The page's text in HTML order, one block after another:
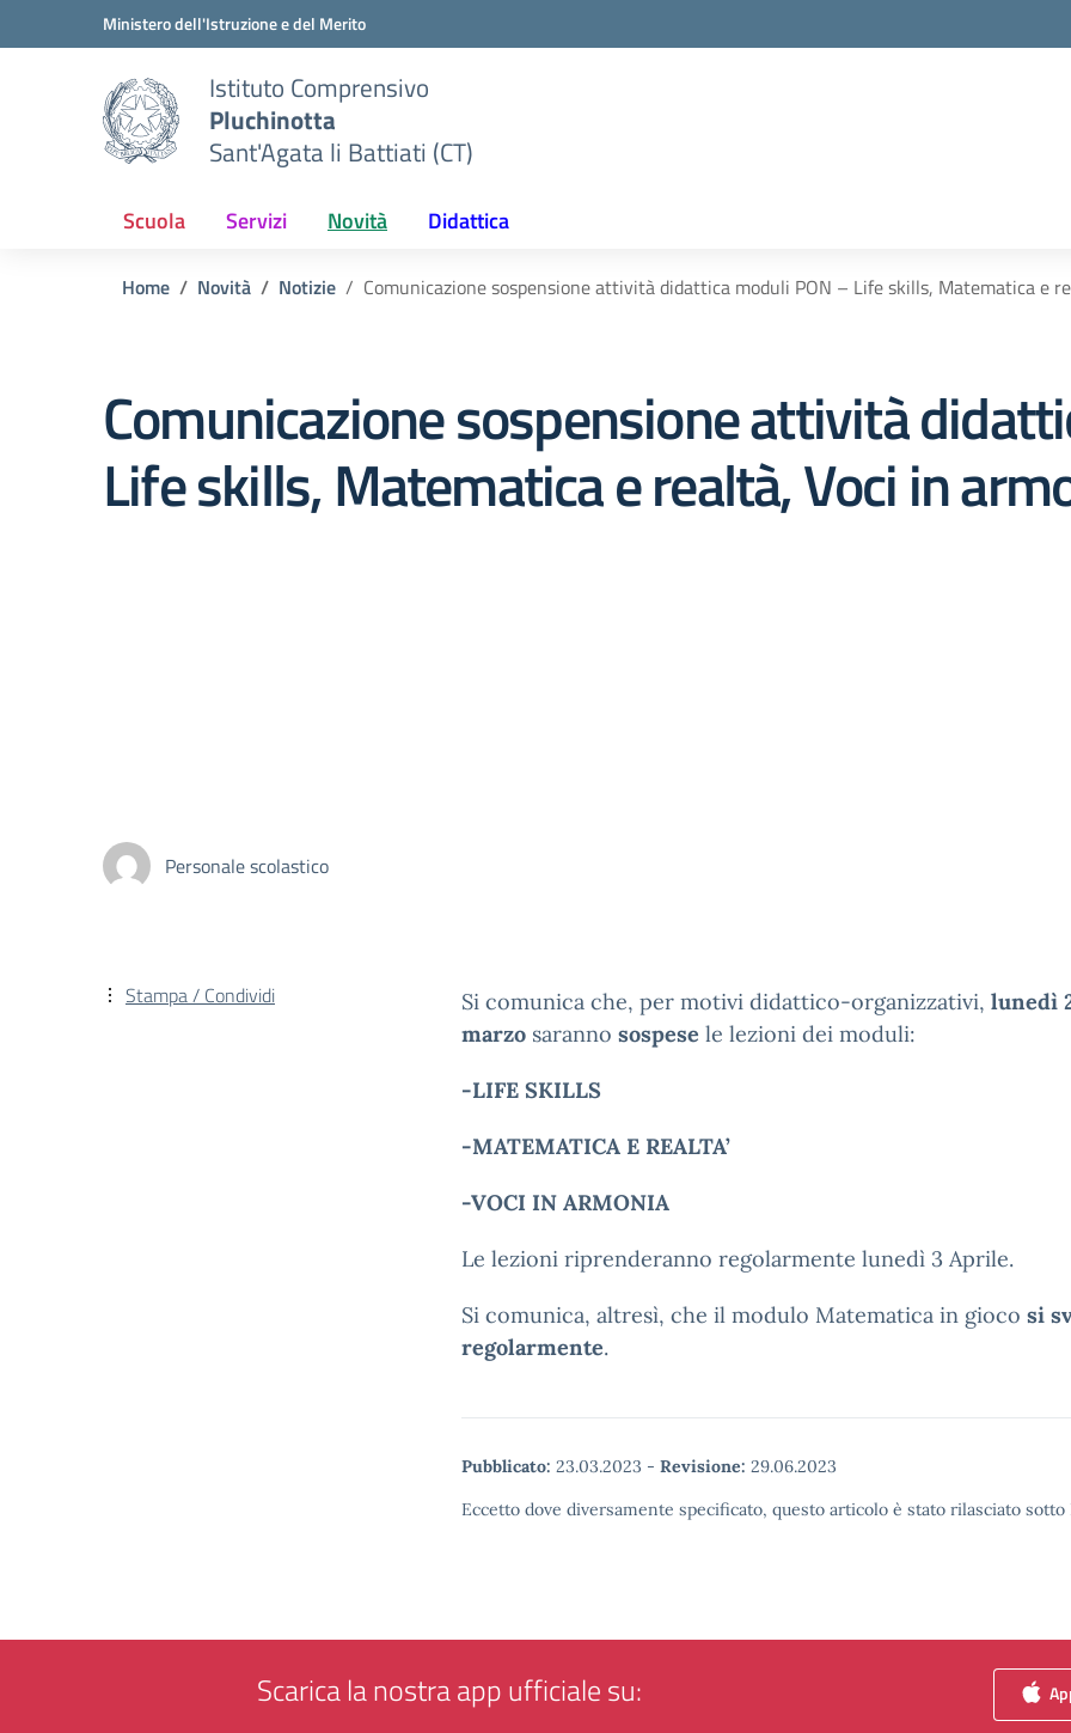
Vai ai contenuti
Vai al menu di navigazioneMinistero dell'Istruzione e del Merito
Istituto Comprensivo
Pluchinotta
Sant'Agata li Battiati (CT)
Scuola Servizi Novità Didattica
Home Novità Notizie Comunicazione sospensione attività didattica moduli PON – Life skills, Matematica e
Comunicazione sospensione attività
Life skills, Matematica e realtà, Voci in
Personale scolastico
Si comunica che, per motivi didattico-organizzativi, lunedì
marzo saranno sospese le lezioni dei moduli:
-LIFE SKILLS
-MATEMATICA E REALTA’
-VOCI IN ARMONIA
Le lezioni riprenderanno regolarmente lunedì 3 Aprile.
Si comunica, altresì, che il modulo Matematica in gioco si
regolarmente.
Pubblicato: 23.03.2023 - Revisione: 29.06.2023
Eccetto dove diversamente specificato, questo articolo è stato rilasciato
Stampa / Condividi
Scarica la nostra app ufficiale su: